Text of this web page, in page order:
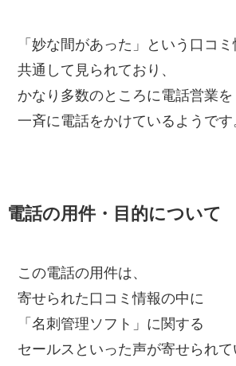
「妙な間があった」という口コ
共通して見られており、
かなり多数のところに電話営業を
一斉に電話をかけているようです
電話の用件・目的について
この電話の用件は、
寄せられた口コミ情報の中に
「名刺管理ソフト」に関する
セールスといった声が寄せられて